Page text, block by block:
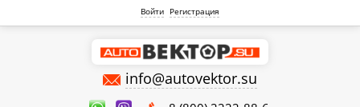
Войти Регистрация
info@autovektor.su